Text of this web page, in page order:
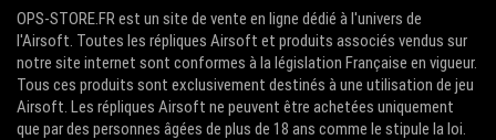
OPS-STORE.FR est un site de vente en ligne dédié à l'univers de
l'Airsoft. Toutes les répliques Airsoft et produits associés vendus sur
notre site internet sont conformes à la législation Française en vigueur.
Tous ces produits sont exclusivement destinés à une utilisation de jeu
Airsoft. Les répliques Airsoft ne peuvent être achetées uniquement
que par des personnes âgées de plus de 18 ans comme le stipule la loi.